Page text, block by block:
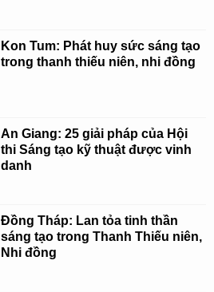
Kon Tum: Phát huy sức sáng tạo
trong thanh thiếu niên, nhi đồng
An Giang: 25 giải pháp của Hội
thi Sáng tạo kỹ thuật được vinh
danh
Đồng Tháp: Lan tỏa tinh thần
sáng tạo trong Thanh Thiếu niên,
Nhi đồng